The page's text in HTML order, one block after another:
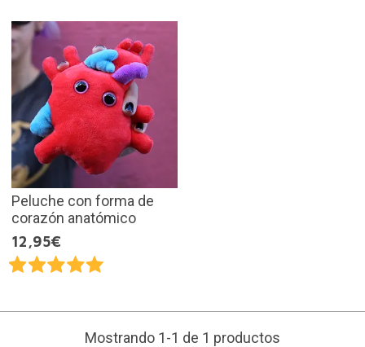
Peluche con forma de
corazón anatómico
12,95€
Mostrando 1-1 de 1 productos